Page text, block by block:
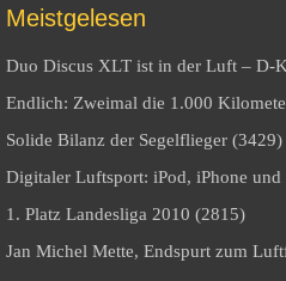
Meistgelesen
Duo Discus XLT ist in der Luft – D-
Endlich: Zweimal die 1.000
Solide Bilanz der Segelflieger (3429)
Digitaler Luftsport: iPod, iPhone
1. Platz Landesliga 2010 (2815)
Jan Michel Mette, Endspurt zum